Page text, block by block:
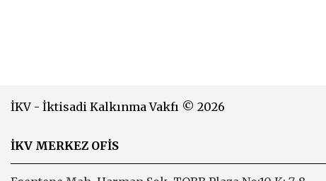
İKV - İktisadi Kalkınma Vakfı © 2026
İKV MERKEZ OFİS